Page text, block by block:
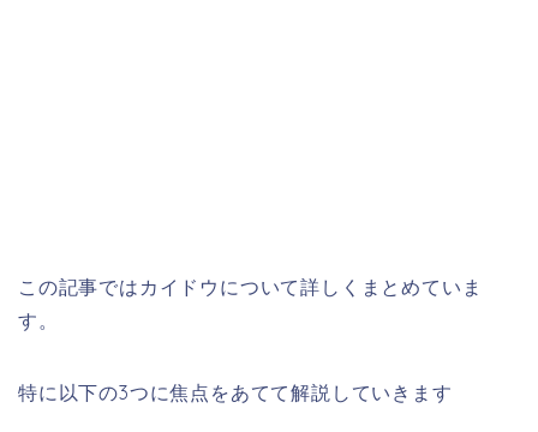
この記事ではカイドウについて詳しくまとめていま
す。
特に以下の3つに焦点をあてて解説していきます